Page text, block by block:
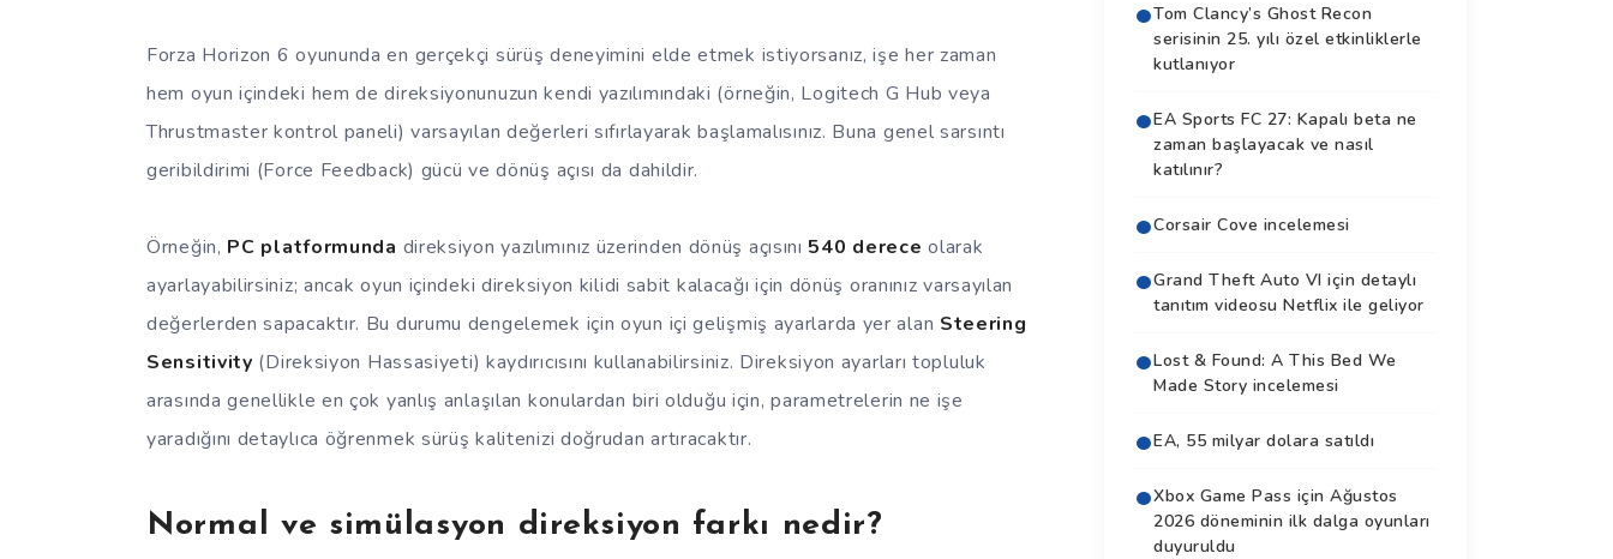
Forza Horizon 6 oyununda en gerçekçi sürüş deneyimini elde etmek istiyorsanız, işe her zaman
hem oyun içindeki hem de direksiyonunuzun kendi yazılımındaki (örneğin, Logitech G Hub veya
Thrustmaster kontrol paneli) varsayılan değerleri sıfırlayarak başlamalısınız. Buna genel sarsıntı
geribildirimi (Force Feedback) gücü ve dönüş açısı da dahildir.
Örneğin, PC platformunda direksiyon yazılımınız üzerinden dönüş açısını 540 derece olarak
ayarlayabilirsiniz; ancak oyun içindeki direksiyon kilidi sabit kalacağı için dönüş oranınız varsayılan
değerlerden sapacaktır. Bu durumu dengelemek için oyun içi gelişmiş ayarlarda yer alan Steering
Sensitivity (Direksiyon Hassasiyeti) kaydırıcısını kullanabilirsiniz. Direksiyon ayarları topluluk
arasında genellikle en çok yanlış anlaşılan konulardan biri olduğu için, parametrelerin ne işe
yaradığını detaylıca öğrenmek sürüş kalitenizi doğrudan artıracaktır.
Normal ve simülasyon direksiyon farkı nedir?
Tom Clancy’s Ghost Recon
serisinin 25. yılı özel etkinliklerle
kutlanıyor
EA Sports FC 27: Kapalı beta ne
zaman başlayacak ve nasıl
katılınır?
Corsair Cove incelemesi
Grand Theft Auto VI için detaylı
tanıtım videosu Netflix ile geliyor
Lost & Found: A This Bed We
Made Story incelemesi
EA, 55 milyar dolara satıldı
Xbox Game Pass için Ağustos
2026 döneminin ilk dalga oyunları
duyuruldu